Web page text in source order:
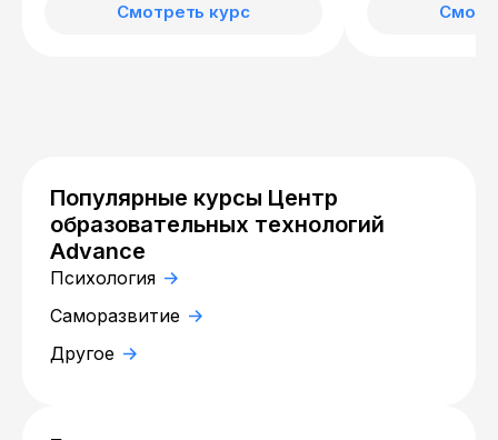
Смотреть курс
Популярные курсы Центр
образовательных технологий
Advance
Психология
Саморазвитие
Другое